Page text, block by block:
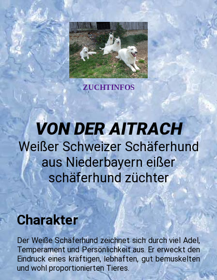
ZUCHTINFOS
VON DER AITRACH
Weißer Schweizer Schäferhund
aus Niederbayerneißer
schäferhund züchter
Charakter
Der Weiße Schäferhund zeichnet sich durch viel Adel,
Temperament und Persönlichkeit aus. Er erweckt den
Eindruck eines kräftigen, lebhaften, gut bemuskelten
und wohl proportionierten Tieres.